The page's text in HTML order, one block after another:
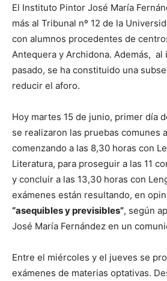
El Instituto Pintor José María
más al Tribunal nº 12 de la
con alumnos procedentes de
Antequera y Archidona. Además, al
pasado, se ha constituido una
reducir el aforo.
Hoy martes 15 de junio, primer día
se realizaron las pruebas comunes
comenzando a las 8,30 horas con
Literatura, para proseguir a las 11
y concluir a las 13,30 horas con
exámenes están resultando, en
“asequibles y previsibles”, según
José María Fernández en un
Entre el miércoles y el jueves se
exámenes de materias optativas.